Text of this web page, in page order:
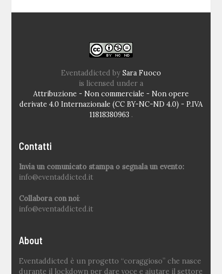
Eventaddicted by Sara Fuoco
is licensed under a
Attribuzione - Non commerciale - Non opere
derivate 4.0 Internazionale (CC BY-NC-ND 4.0) - P.IVA
11818380963 .
Contatti
Invia un comunicato stampa o segnala un evento:
info@eventaddicted.it
Collabora con noi:
info@eventaddicted.it
About
Eventaddicted è un progetto “coraggioso” che nasce
durante il lockdown per dare voce e aiutare il settore